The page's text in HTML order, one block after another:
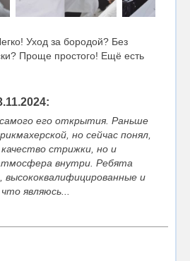
Уход за бородой? Без
Проще простого! Ещё есть
его открытия. Раньше
но сейчас понял,
стрижки, но и
внутри. Ребята
и
являюсь...